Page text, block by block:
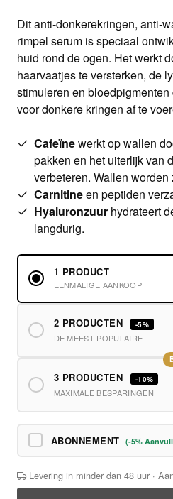
Dit anti-donkerekringen, anti-
rimpel serum is speciaal
huid rond de ogen. Het werkt
haarvaatjes te versterken, de
stimuleren en
voor donkere kringen af te
Cafeïnewerkt op wallen
pakken en het uiterlijk van
verbeteren. Wallen
Carnitineen peptiden
Hyaluronzuur hydrateert
langdurig.
1 PRODUCT
EENMALIGE AANKOOP
2 PRODUCTEN -5%
DE MEEST POPULAIRE
3 PRODUCTEN -10%
MAXIMALE BESPARINGEN
ABONNEMENT (-5%
Levering in minder dan 48 uur ·